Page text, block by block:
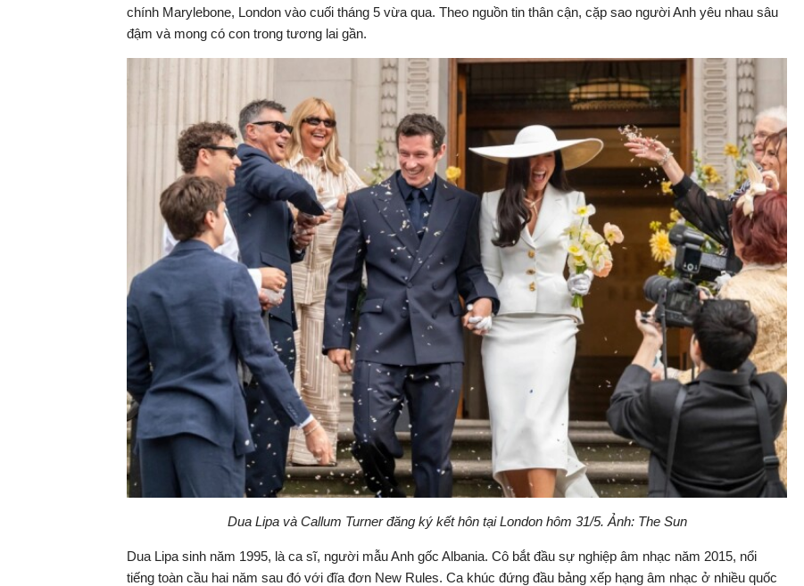
chính Marylebone, London vào cuối tháng 5 vừa qua. Theo nguồn tin thân cận, cặp sao người Anh yêu nhau sâu
đậm và mong có con trong tương lai gần.
Dua Lipa và Callum Turner đăng ký kết hôn tại London hôm 31/5. Ảnh: The Sun
Dua Lipa sinh năm 1995, là ca sĩ, người mẫu Anh gốc Albania. Cô bắt đầu sự nghiệp âm nhạc năm 2015, nổi
tiếng toàn cầu hai năm sau đó với đĩa đơn New Rules. Ca khúc đứng đầu bảng xếp hạng âm nhạc ở nhiều quốc